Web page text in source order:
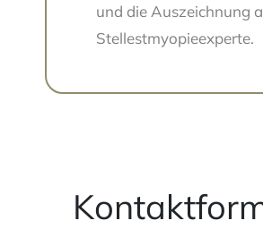
und die Auszeichnung
Stellestmyopieexperte.